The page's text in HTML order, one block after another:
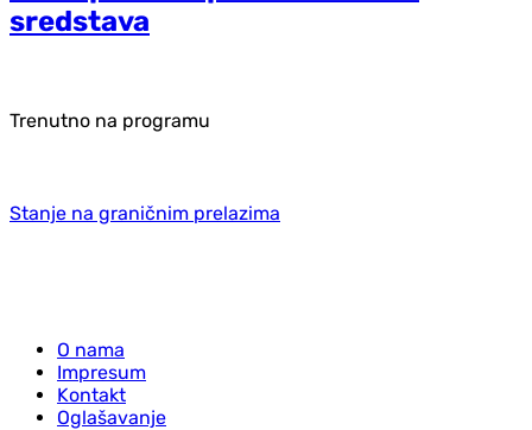
sredstava
Trenutno na programu
Stanje na graničnim prelazima
O nama
Impresum
Kontakt
Oglašavanje